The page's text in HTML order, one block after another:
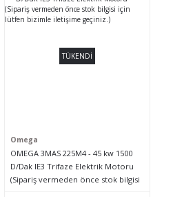
TÜKENDİ
Omega
OMEGA 3MAS 225M4 - 45 kw 1500
D/Dak IE3 Trifaze Elektrik Motoru
(Sipariş vermeden önce stok bilgisi